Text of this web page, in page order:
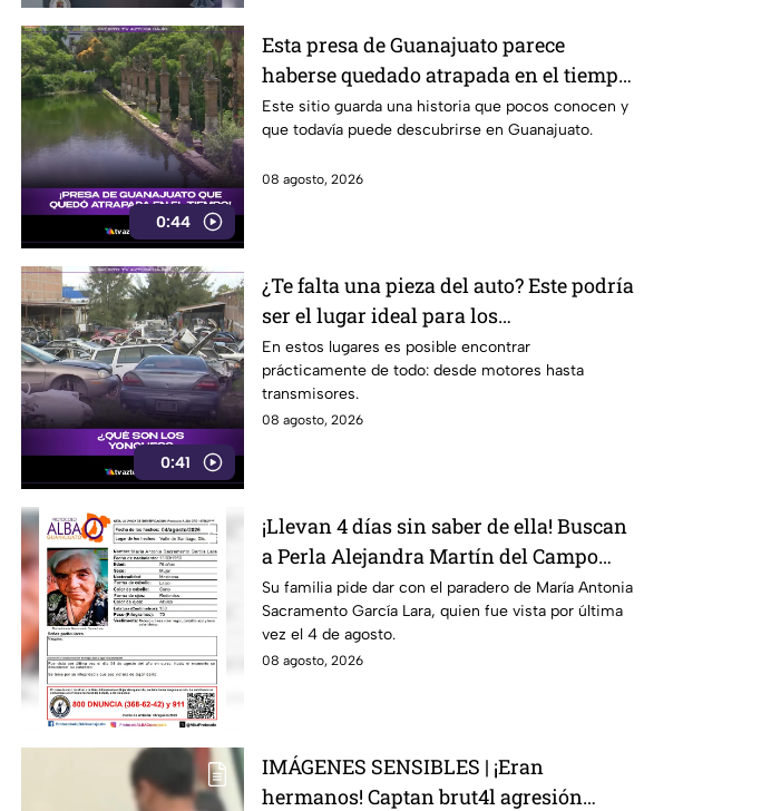
0:44
Esta presa de Guanajuato parece
haberse quedado atrapada en el tiempo;
¿cuál es?
Este sitio guarda una historia que pocos conocen y
que todavía puede descubrirse en Guanajuato.
08 agosto, 2026
0:41
¿Te falta una pieza del auto? Este podría
ser el lugar ideal para los
automovilistas
En estos lugares es posible encontrar
prácticamente de todo: desde motores hasta
transmisores.
08 agosto, 2026
¡Llevan 4 días sin saber de ella! Buscan
a Perla Alejandra Martín del Campo
Medina, desaparecida en Guanajuato
Su familia pide dar con el paradero de María Antonia
Sacramento García Lara, quien fue vista por última
vez el 4 de agosto.
08 agosto, 2026
IMÁGENES SENSIBLES | ¡Eran
hermanos! Captan brut4l agresión